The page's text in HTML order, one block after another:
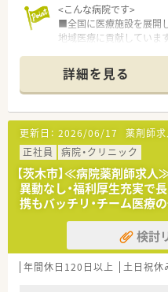
◆病床数
総病床数908床
（一般病床47床、障害者
552床）
外科, 形成外科, 小児科,
ン科,放射線科,病理診断
◆薬剤師数
薬剤師 常勤11名 非常
<こんな病院です>
■全国に医療施設を展開し
地域医療に貢献しています
■チーム医療を大切にさ
■最寄り駅のJR住道駅か
ございます。（乗車時間
■病院に隣接して研究棟
たいといった方もいらっ
■勉強会の開催や認定薬
プ出来る環境が整っていま
<こんな方にオススメで
■急性期病院でしっかり
■地域医療に貢献された
■幅広い診療科目の処方
■チーム医療にご興味の
詳細を見る
更新日： 2026/06/17 薬剤師求
正社員
病院・クリニック
【茨木市】≪病院薬剤師求
異動なし・福利厚生充実で
携もバッチリ・チーム医療
検討
年間休日120日以上 土日祝休